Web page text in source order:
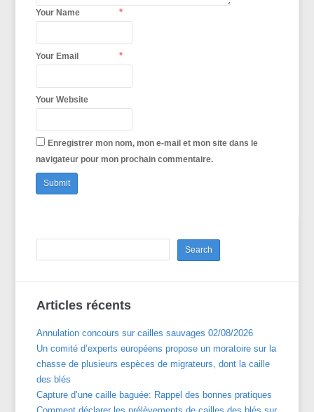
Your Name *
Your Email *
Your Website
Enregistrer mon nom, mon e-mail et mon site dans le
navigateur pour mon prochain commentaire.
Articles récents
Annulation concours sur cailles sauvages 02/08/2026
Un comité d’experts européens propose un moratoire sur la
chasse de plusieurs espèces de migrateurs, dont la caille
des blés
Capture d’une caille baguée: Rappel des bonnes pratiques